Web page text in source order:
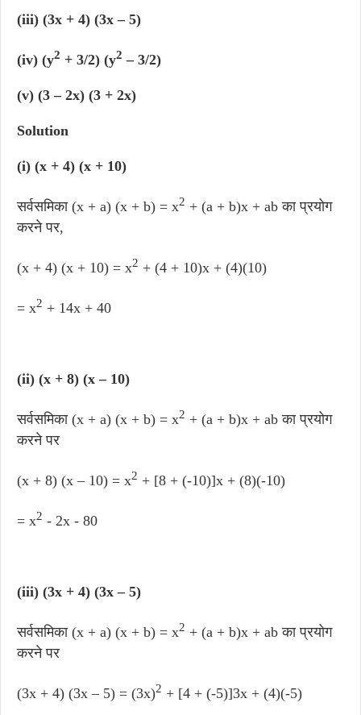
(iii) (3x + 4) (3x – 5)
(iv) (y2 + 3/2) (y2 – 3/2)
(v) (3 – 2x) (3 + 2x)
Solution
(i) (x + 4) (x + 10)
सर्वसमिका (x + a) (x + b) = x2 + (a + b)x + ab का प्रयोग
करने पर,
(x + 4) (x + 10) = x2 + (4 + 10)x + (4)(10)
= x2 + 14x + 40
(ii) (x + 8) (x – 10)
सर्वसमिका (x + a) (x + b) = x2 + (a + b)x + ab का प्रयोग
करने पर
(x + 8) (x – 10) = x2 + [8 + (-10)]x + (8)(-10)
= x2 - 2x - 80
(iii) (3x + 4) (3x – 5)
सर्वसमिका (x + a) (x + b) = x2 + (a + b)x + ab का प्रयोग
करने पर
(3x + 4) (3x – 5) = (3x)2 + [4 + (-5)]3x + (4)(-5)